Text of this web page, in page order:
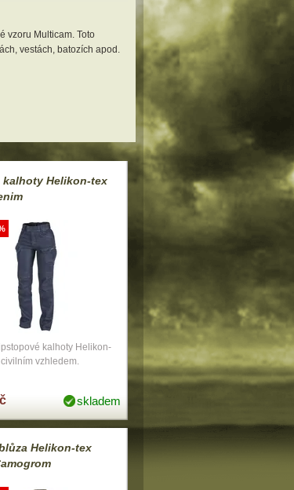
vzoru Multicam. Toto
vestách, batozích apod.
kalhoty Helikon-tex
kalhoty Helikon-
vzhledem.
skladem
Helikon-tex